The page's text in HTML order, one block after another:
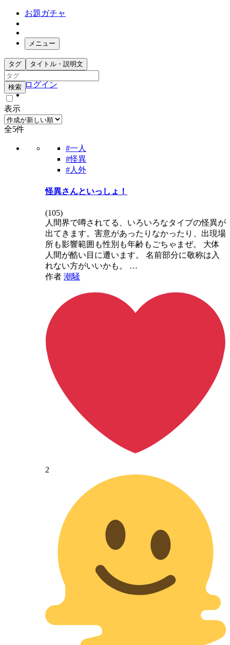
お題ガチャ
メニュー
お題箱
ガチャ検索
ログイン
タグ タイトル・説明文
検索
表示
全5件
#一人
#怪異
#人外
怪異さんといっしょ！
(105)
人間界で噂されてる、いろいろなタイプの怪異が
出てきます。害意があったりなかったり、出現場
所も影響範囲も性別も年齢もごちゃまぜ。 大体
人間が酷い目に遭います。 名前部分に敬称は入
れない方がいいかも。 …
作者 潮騒
2